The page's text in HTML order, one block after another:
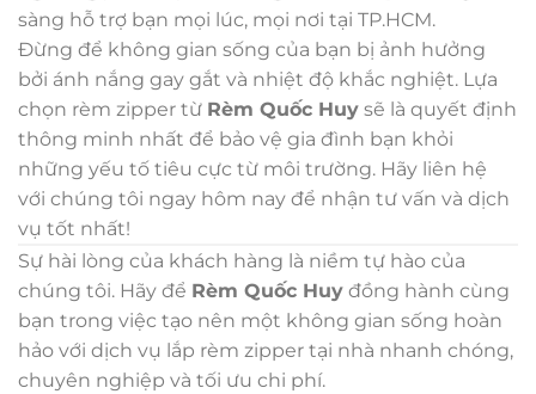
sàng hỗ trợ bạn mọi lúc, mọi nơi tại TP.HCM.
Đừng để không gian sống của bạn bị ảnh hưởng
bởi ánh nắng gay gắt và nhiệt độ khắc nghiệt. Lựa
chọn rèm zipper từ Rèm Quốc Huy sẽ là quyết định
thông minh nhất để bảo vệ gia đình bạn khỏi
những yếu tố tiêu cực từ môi trường. Hãy liên hệ
với chúng tôi ngay hôm nay để nhận tư vấn và dịch
vụ tốt nhất!
Sự hài lòng của khách hàng là niềm tự hào của
chúng tôi. Hãy để Rèm Quốc Huy đồng hành cùng
bạn trong việc tạo nên một không gian sống hoàn
hảo với dịch vụ lắp rèm zipper tại nhà nhanh chóng,
chuyên nghiệp và tối ưu chi phí.